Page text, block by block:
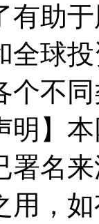
有助
全球
个不
明】
署名
用，